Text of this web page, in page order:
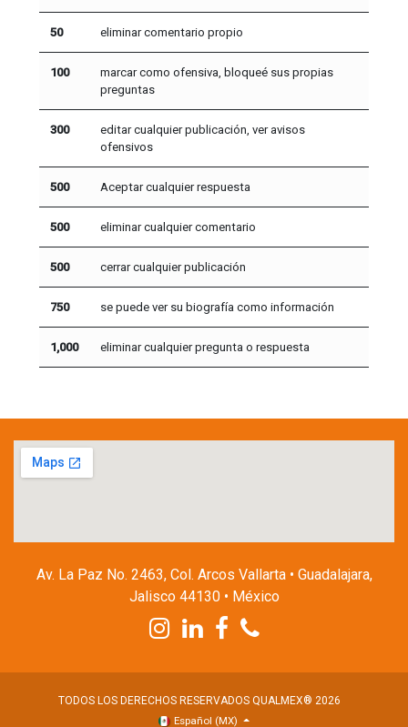
50 eliminar comentario propio
100
marcar como ofensiva, bloqueé sus propias
preguntas
300
editar cualquier publicación, ver avisos
ofensivos
500 Aceptar cualquier respuesta
500 eliminar cualquier comentario
500 cerrar cualquier publicación
750 se puede ver su biografía como información
1,000 eliminar cualquier pregunta o respuesta
Av. La Paz No. 2463, Col. Arcos Vallarta • Guadalajara,
Jalisco 44130 • México
TODOS LOS DERECHOS RESERVADOS QUALMEX® 2026
Español (MX)